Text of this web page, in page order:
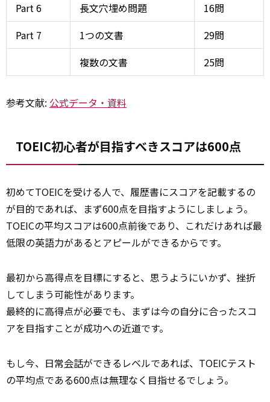
Part 6
長文穴埋め問題
16問
Part 7
1つの文書
29問
複数の文書
25問
参考文献: 公式データ・資料
TOEIC初心者が目指すべきスコアは600点
初めてTOEICを受ける人で、履歴書にスコアを記載するの
が目的であれば、まず600点を目指すようにしましょう。
TOEICの平均スコアは600点前後であり、これだけあれば最
低限の英語力があるとアピールができるからです。
最初から高得点を目標にすると、思うようにいかず、挫折
してしまう可能性があります。
最終的に高得点が必要でも、まずは今の自分に合ったスコ
アを目指すことが成功への近道です。
もし今、日常会話ができるレベルであれば、TOEICテスト
の平均点である600点は無理なく目指せるでしょう。